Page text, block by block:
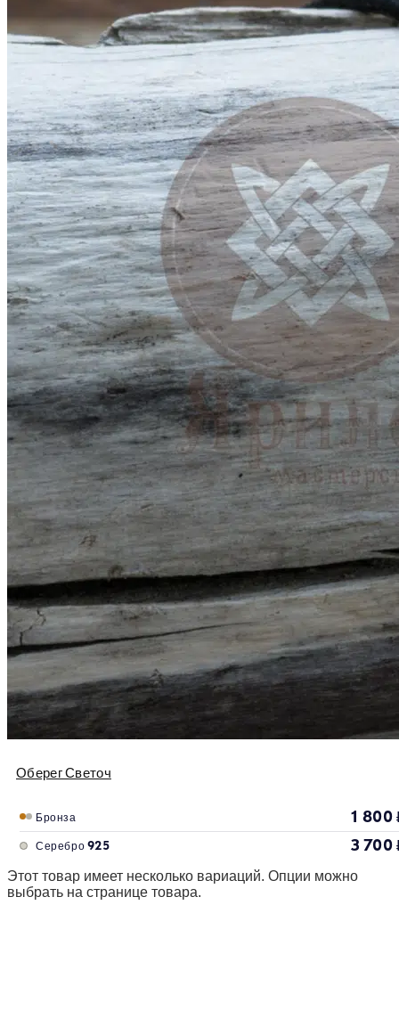
Оберег Светоч
Бронза 1 800
Серебро 925 3 700
Этот товар имеет несколько вариаций. Опции можно
выбрать на странице товара.